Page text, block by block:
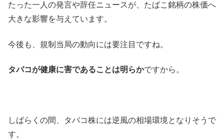
たった一人の発言や辞任ニュースが、たばこ銘柄の株価へ
大きな影響を与えています。
今後も、規制当局の動向には要注目ですね。
タバコが健康に害であることは明らかですから。
しばらくの間、タバコ株には逆風の相場環境となりそうで
す。